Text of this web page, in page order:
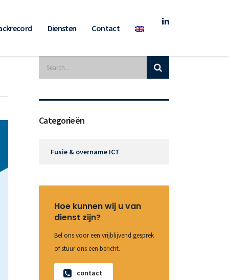
Diensten Contact
Categorieën
Fusie & overname ICT
Hoe kunnen wij u van
dienst zijn?
Bel ons voor een vrijblijvend gesprek
of stuur ons een bericht.
contact